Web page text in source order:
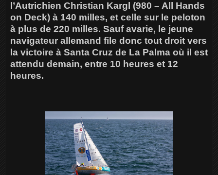
l’Autrichien Christian Kargl (980 – All Hands
on Deck) à 140 milles, et celle sur le peloton
à plus de 220 milles. Sauf avarie, le jeune
navigateur allemand file donc tout droit vers
la victoire à Santa Cruz de La Palma où il est
attendu demain, entre 10 heures et 12
heures.